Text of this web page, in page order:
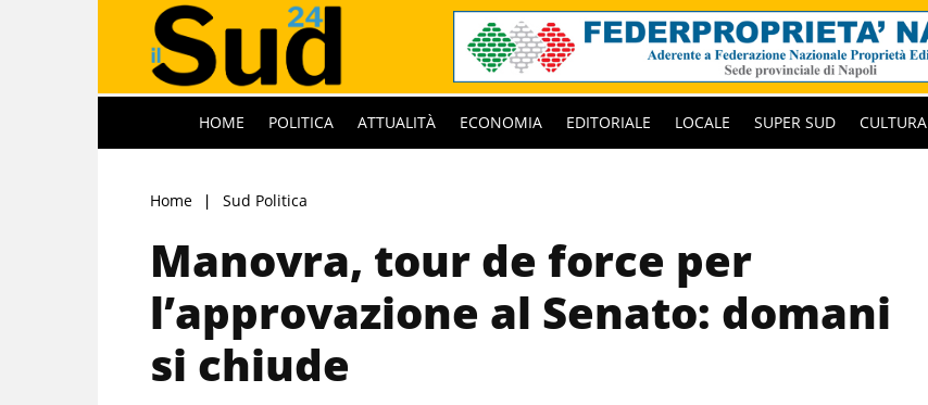
HOME POLITICA ATTUALITÀ ECONOMIA EDITORIALE LOCALE SUPER SUD CULTURA
Home Sud Politica
Manovra, tour de force per
l’approvazione al Senato: domani
si chiude